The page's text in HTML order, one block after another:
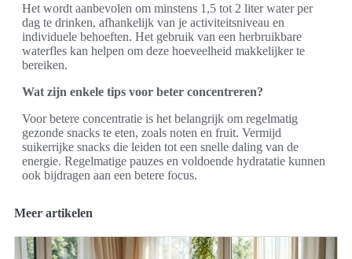
Het wordt aanbevolen om minstens 1,5 tot 2 liter water per
dag te drinken, afhankelijk van je activiteitsniveau en
individuele behoeften. Het gebruik van een herbruikbare
waterfles kan helpen om deze hoeveelheid makkelijker te
bereiken.
Wat zijn enkele tips voor beter concentreren?
Voor betere concentratie is het belangrijk om regelmatig
gezonde snacks te eten, zoals noten en fruit. Vermijd
suikerrijke snacks die leiden tot een snelle daling van de
energie. Regelmatige pauzes en voldoende hydratatie kunnen
ook bijdragen aan een betere focus.
Meer artikelen